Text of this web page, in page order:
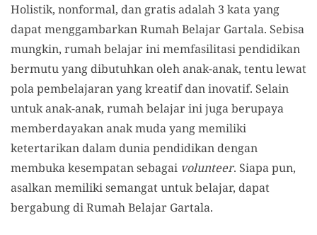
Holistik, nonformal, dan gratis adalah 3 kata yang
dapat menggambarkan Rumah Belajar Gartala. Sebisa
mungkin, rumah belajar ini memfasilitasi pendidikan
bermutu yang dibutuhkan oleh anak-anak, tentu lewat
pola pembelajaran yang kreatif dan inovatif. Selain
untuk anak-anak, rumah belajar ini juga berupaya
memberdayakan anak muda yang memiliki
ketertarikan dalam dunia pendidikan dengan
membuka kesempatan sebagai volunteer. Siapapun,
asalkan memiliki semangat untuk belajar, dapat
bergabung di Rumah Belajar Gartala.